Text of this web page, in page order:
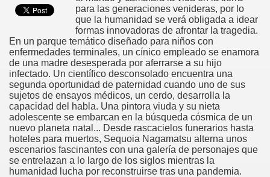
para las generaciones venideras, por lo
que la humanidad se verá obligada a idear
formas innovadoras de afrontar la tragedia.
En un parque temático diseñado para niños con
enfermedades terminales, un cínico empleado se enamora
de una madre desesperada por aferrarse a su hijo
infectado. Un científico desconsolado encuentra una
segunda oportunidad de paternidad cuando uno de sus
sujetos de ensayos médicos, un cerdo, desarrolla la
capacidad del habla. Una pintora viuda y su nieta
adolescente se embarcan en la búsqueda cósmica de un
nuevo planeta natal... Desde rascacielos funerarios hasta
hoteles para muertos, Sequoia Nagamatsu alterna unos
escenarios fascinantes con una galería de personajes que
se entrelazan a lo largo de los siglos mientras la
humanidad lucha por reconstruirse tras una pandemia.